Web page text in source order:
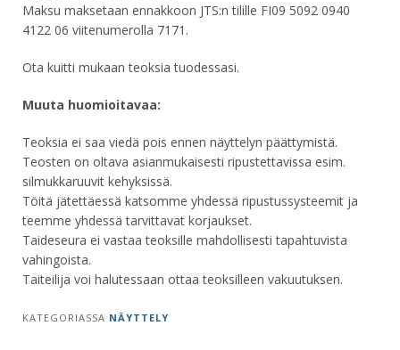
Maksu maksetaan ennakkoon JTS:n tilille FI09 5092 0940
4122 06 viitenumerolla 7171.
Ota kuitti mukaan teoksia tuodessasi.
Muuta huomioitavaa:
Teoksia ei saa viedä pois ennen näyttelyn päättymistä.
Teosten on oltava asianmukaisesti ripustettavissa esim.
silmukkaruuvit kehyksissä.
Töitä jätettäessä katsomme yhdessä ripustussysteemit ja
teemme yhdessä tarvittavat korjaukset.
Taideseura ei vastaa teoksille mahdollisesti tapahtuvista
vahingoista.
Taiteilija voi halutessaan ottaa teoksilleen vakuutuksen.
KATEGORIASSA NÄYTTELY